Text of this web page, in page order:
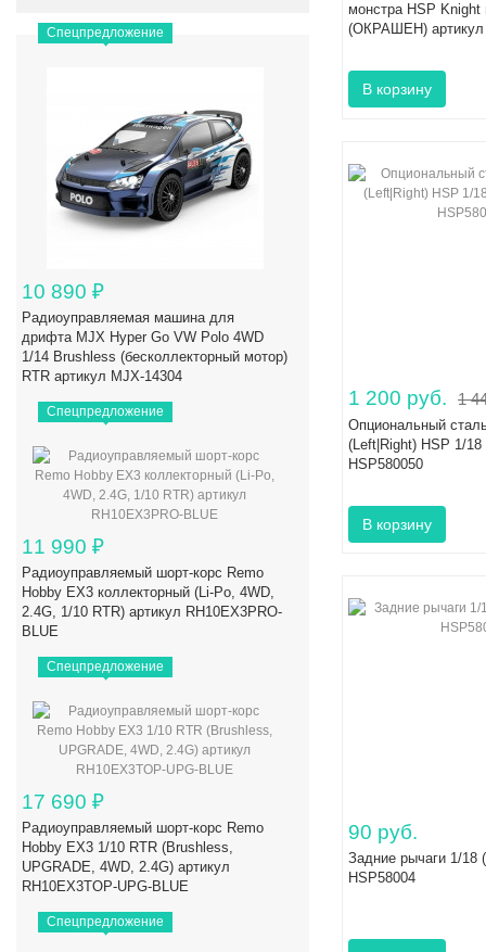
Спецпредложение
10 890 ₽
Радиоуправляемая машина для
дрифта MJX Hyper Go VW Polo 4WD
1/14 Brushless (бесколлекторный мотор)
RTR артикул MJX-14304
Спецпредложение
11 990 ₽
Радиоуправляемый шорт-корс Remo
Hobby EX3 коллекторный (Li-Po, 4WD,
2.4G, 1/10 RTR) артикул RH10EX3PRO-
BLUE
Спецпредложение
17 690 ₽
Радиоуправляемый шорт-корс Remo
Hobby EX3 1/10 RTR (Brushless,
UPGRADE, 4WD, 2.4G) артикул
RH10EX3TOP-UPG-BLUE
Спецпредложение
монстра HSP
(ОКРАШЕН) артикул
1 200 руб. 1
Опциональный
(Left|Right) HSP 1/18
HSP580050
90 руб.
Задние рычаги 1/18
HSP58004